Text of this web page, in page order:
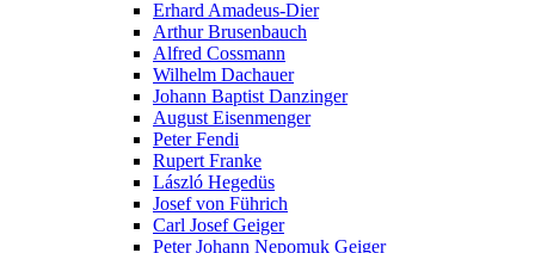
Erhard Amadeus-Dier
Arthur Brusenbauch
Alfred Cossmann
Wilhelm Dachauer
Johann Baptist Danzinger
August Eisenmenger
Peter Fendi
Rupert Franke
László Hegedüs
Josef von Führich
Carl Josef Geiger
Peter Johann Nepomuk Geiger